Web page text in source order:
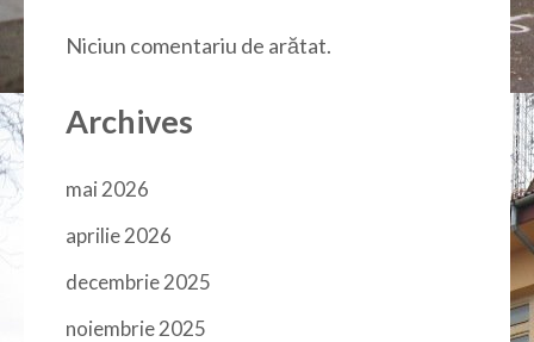
Niciun comentariu de arătat.
Archives
mai 2026
aprilie 2026
decembrie 2025
noiembrie 2025